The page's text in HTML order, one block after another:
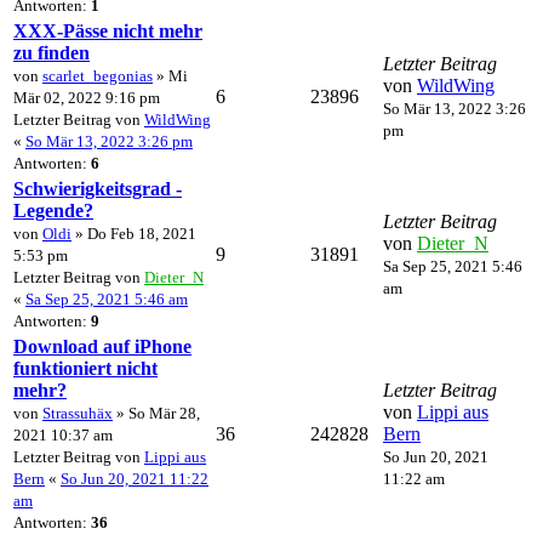
Antworten: 1
XXX-Pässe nicht mehr
zu finden
von scarlet_begonias » Mi
Mär 02, 2022 9:16 pm
Letzter Beitrag von WildWing
« So Mär 13, 2022 3:26 pm
Antworten: 6
6 23896
Letzter Beitrag
von WildWing
So Mär 13, 2022 3:26
pm
Schwierigkeitsgrad -
Legende?
von Oldi » Do Feb 18, 2021
5:53 pm
Letzter Beitrag von Dieter_N
« Sa Sep 25, 2021 5:46 am
Antworten: 9
9 31891
Letzter Beitrag
von Dieter_N
Sa Sep 25, 2021 5:46
am
Download auf iPhone
funktioniert nicht
mehr?
von Strassuhäx » So Mär 28,
2021 10:37 am
Letzter Beitrag von Lippi aus
Bern « So Jun 20, 2021 11:22
am
Antworten: 36
36 242828
Letzter Beitrag
von Lippi aus
Bern
So Jun 20, 2021
11:22 am